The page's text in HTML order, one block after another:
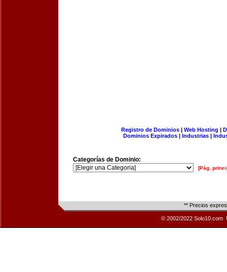
Registro de Dominios| Web Hosting |
Dominios Expirados | Industrias |
Categorías de Dominio:
[Pág.
** Precios
© 2002/2022 Solo10.com